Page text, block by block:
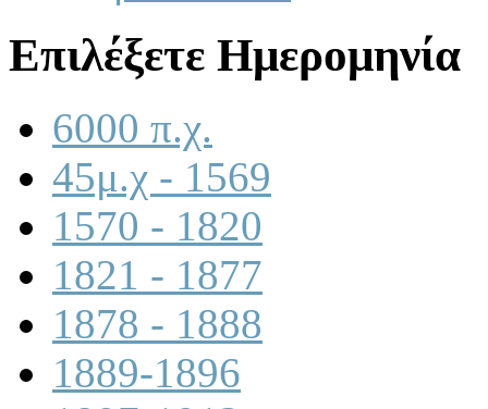
Επιλέξετε Ημερομηνία
6000 π.χ.
45μ.χ - 1569
1570 - 1820
1821 - 1877
1878 - 1888
1889-1896